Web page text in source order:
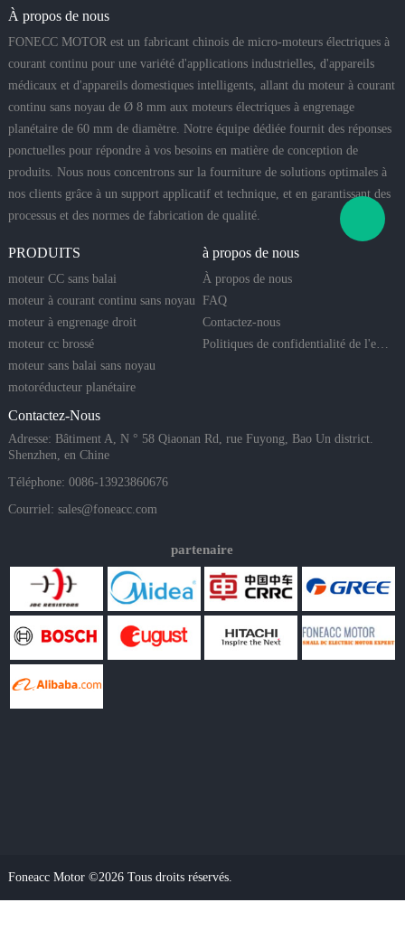
À propos de nous
FONECC MOTOR est un fabricant chinois de micro-moteurs électriques à
courant continu pour une variété d'applications industrielles, d'appareils
médicaux et d'appareils domestiques intelligents, allant du moteur à courant
continu sans noyau de Ø 8 mm aux moteurs électriques à engrenage
planétaire de 60 mm de diamètre. Notre équipe dédiée fournit des réponses
ponctuelles pour répondre à vos besoins en matière de conception de
produits. Nous nous concentrons sur la fourniture de solutions optimales à
nos clients grâce à un support applicatif et technique, et en garantissant des
processus et des normes de fabrication de qualité.
PRODUITS
moteur CC sans balai
moteur à courant continu sans noyau
moteur à engrenage droit
moteur cc brossé
moteur sans balai sans noyau
motoréducteur planétaire
à propos de nous
À propos de nous
FAQ
Contactez-nous
Politiques de confidentialité de l'entreprise
Contactez-Nous
Adresse: Bâtiment A, N ° 58 Qiaonan Rd, rue Fuyong, Bao Un district.
Shenzhen, en Chine
Téléphone: 0086-13923860676
Courriel: sales@foneacc.com
partenaire
Foneacc Motor ©2026 Tous droits réservés.